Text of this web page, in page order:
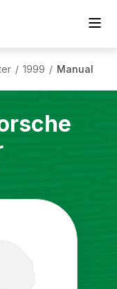
/ 1999 / Manual